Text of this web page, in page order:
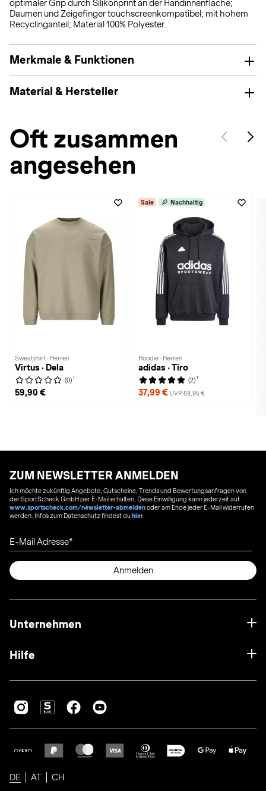
optimaler Grip durch Silikonprint an der Handinnenfläche;
Daumen und Zeigefinger touchscreenkompatibel; mit hohem
Recyclinganteil; Material 100% Polyester.
Merkmale & Funktionen
Material & Hersteller
Oft zusammen
angesehen
Sweatshirt · Herren
Virtus · Dela
(0) 1
59,90 €
Sale Nachhaltig
Hoodie · Herren
adidas · Tiro
(2) 1
37,99 € UVP 69,95 €
ZUM NEWSLETTER ANMELDEN
Ich möchte zukünftig Angebote, Gutscheine, Trends und Bewertungsanfragen von
der SportScheck GmbH per E-Mail erhalten. Diese Einwilligung kann jederzeit auf
www.sportscheck.com/newsletter-abmeldenoder am Ende jeder E-Mail widerrufen
werden. Infos zum Datenschutz findest duhier
E-Mail Adresse
Anmelden
Unternehmen
Hilfe
DE AT CH